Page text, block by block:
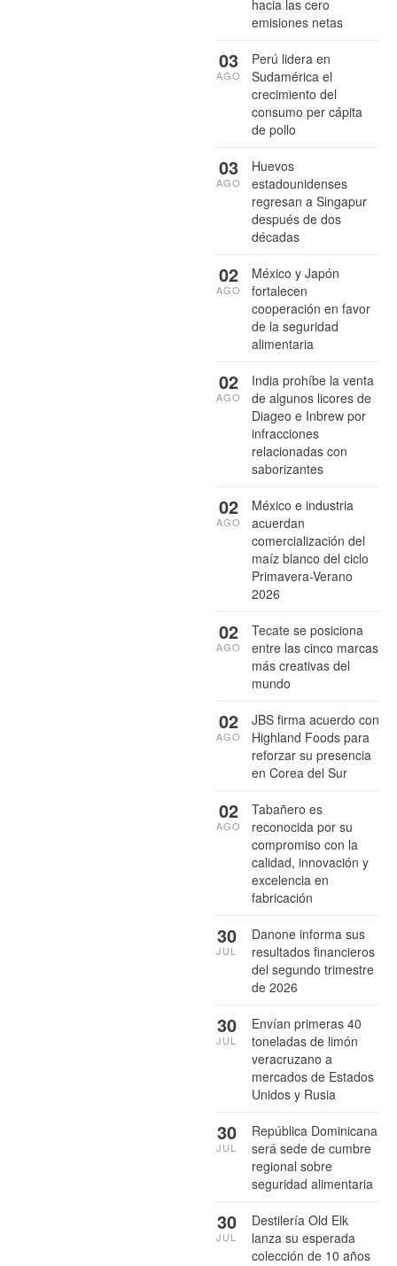
hacia las cero
emisiones netas
Perú lidera en
Sudamérica el
crecimiento del
consumo per cápita
de pollo
03
AGO
Huevos
estadounidenses
regresan a Singapur
después de dos
décadas
03
AGO
México y Japón
fortalecen
cooperación en favor
de la seguridad
alimentaria
02
AGO
India prohíbe la venta
de algunos licores de
Diageo e Inbrew por
infracciones
relacionadas con
saborizantes
02
AGO
México e industria
acuerdan
comercialización del
maíz blanco del ciclo
Primavera-Verano
2026
02
AGO
Tecate se posiciona
entre las cinco marcas
más creativas del
mundo
02
AGO
JBS firma acuerdo con
Highland Foods para
reforzar su presencia
en Corea del Sur
02
AGO
Tabañero es
reconocida por su
compromiso con la
calidad, innovación y
excelencia en
fabricación
02
AGO
Danone informa sus
resultados financieros
del segundo trimestre
de 2026
30
JUL
Envían primeras 40
toneladas de limón
veracruzano a
mercados de Estados
Unidos y Rusia
30
JUL
República Dominicana
será sede de cumbre
regional sobre
seguridad alimentaria
30
JUL
Destilería Old Elk
lanza su esperada
colección de 10 años
30
JUL